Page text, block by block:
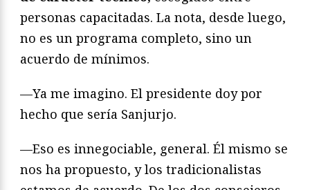
personas capacitadas. La nota, desde luego,
no es un programa completo, sino un
acuerdo de mínimos.
—Ya me imagino. El presidente doy por
hecho que sería Sanjurjo.
—Eso es innegociable, general. Él mismo se
nos ha propuesto, y los tradicionalistas